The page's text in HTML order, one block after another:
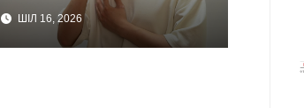
ШІЛ 16, 2026